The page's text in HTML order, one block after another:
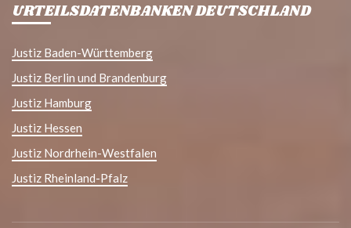
URTEILSDATENBANKEN DEUTSCHLAND
Justiz Baden-Württemberg
Justiz Berlin und Brandenburg
Justiz Hamburg
Justiz Hessen
Justiz Nordrhein-Westfalen
Justiz Rheinland-Pfalz